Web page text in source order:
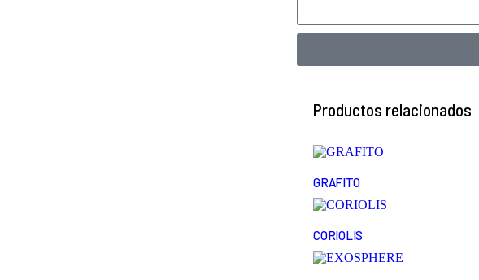
Productos relacionados
GRAFITO
CORIOLIS